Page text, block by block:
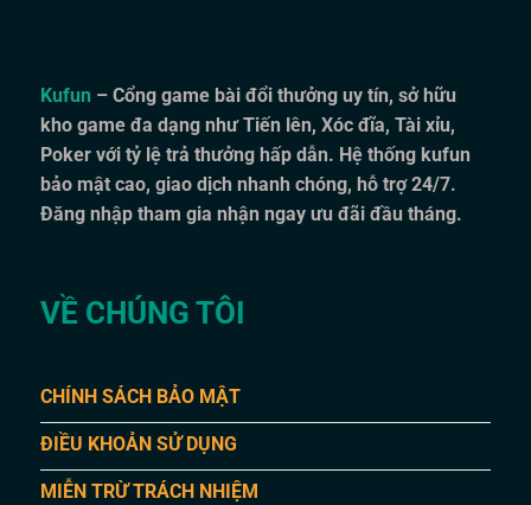
Kufun – Cổng game bài đổi thưởng uy tín, sở hữu
kho game đa dạng như Tiến lên, Xóc đĩa, Tài xỉu,
Poker với tỷ lệ trả thưởng hấp dẫn. Hệ thống kufun
bảo mật cao, giao dịch nhanh chóng, hỗ trợ 24/7.
Đăng nhập tham gia nhận ngay ưu đãi đầu tháng.
VỀ CHÚNG TÔI
CHÍNH SÁCH BẢO MẬT
ĐIỀU KHOẢN SỬ DỤNG
MIỄN TRỪ TRÁCH NHIỆM